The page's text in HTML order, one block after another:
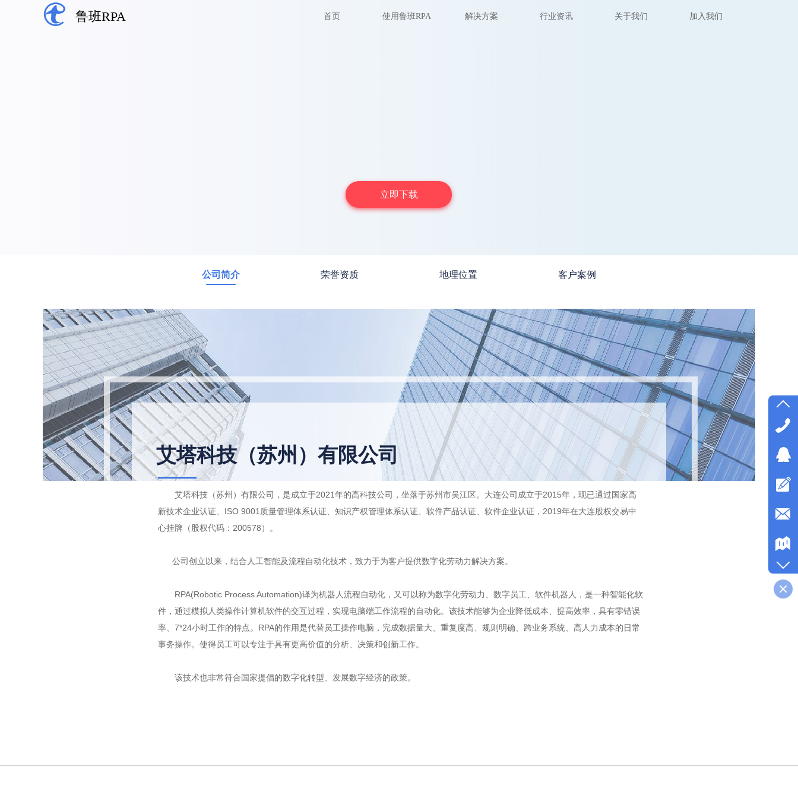
鲁班RPA 首页 使用鲁班RPA 解决方案 行业资讯 关于我们 加入我们
立即下载
荣誉资质
公司简介
艾塔科技（苏州）有限公司
艾塔科技（苏州）有限公司，是成立于2021年的高科技公司，坐落于苏州市吴江区。大连公司成立于2015年，现已通过国家高
新技术企业认证、ISO 9001质量管理体系认证、知识产权管理体系认证、软件产品认证、软件企业认证，2019年在大连股权交易中
心挂牌（股权代码：200578）。
公司创立以来，结合人工智能及流程自动化技术，致力于为客户提供数字化劳动力解决方案。
RPA(Robotic Process Automation)译为机器人流程自动化，又可以称为数字化劳动力、数字员工、软件机器人，是一种智能化软
件，通过模拟人类操作计算机软件的交互过程，实现电脑端工作流程的自动化。该技术能够为企业降低成本、提高效率，具有零错误
率、7*24小时工作的特点。RPA的作用是代替员工操作电脑，完成数据量大、重复度高、规则明确、跨业务系统、高人力成本的日常
事务操作。使得员工可以专注于具有更高价值的分析、决策和创新工作。
该技术也非常符合国家提倡的数字化转型、发展数字经济的政策。
地理位置 客户案例
荣誉资质 地理位置 客户案例